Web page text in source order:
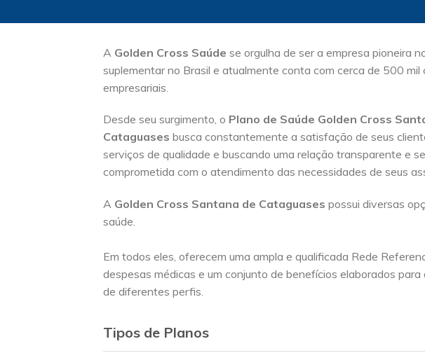
A Golden Cross Saúde se orgulha de ser a empresa pioneira
suplementar no Brasil e atualmente conta com cerca de 500 mil
empresariais.
Desde seu surgimento, o Plano de Saúde Golden Cross
Cataguases busca constantemente a satisfação de seus
serviços de qualidade e buscando uma relação transparente e
comprometida com o atendimento das necessidades de seus
A Golden Cross Santana de Cataguases possui diversas
saúde.
Em todos eles, oferecem uma ampla e qualificada Rede
despesas médicas e um conjunto de benefícios elaborados
de diferentes perfis.
Tipos de Planos